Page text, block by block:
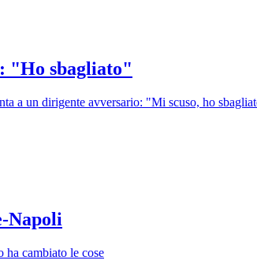
"Ho sbagliato"
a un dirigente avversario: "Mi scuso, ho
Napoli
ha cambiato le cose